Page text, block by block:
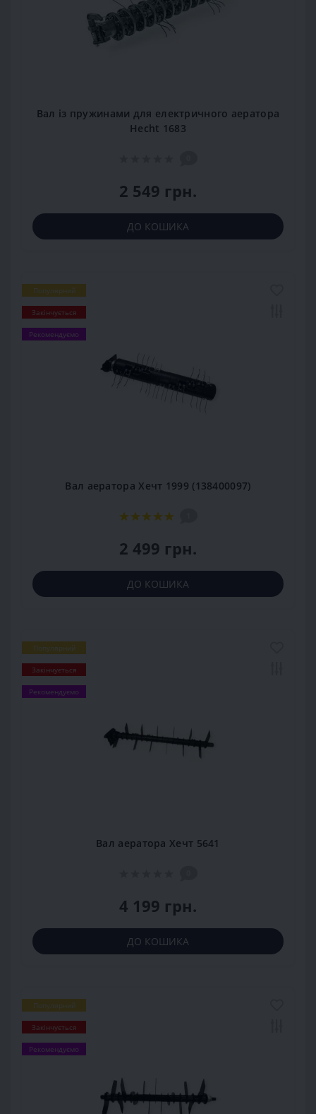
Вал із пружинами для електричного аератора
Hecht 1683
2 549 грн.
ДО КОШИКА
Популярний
Закінчується
Рекомендуємо
Вал аератора Хечт 1999 (138400097)
2 499 грн.
ДО КОШИКА
Популярний
Закінчується
Рекомендуємо
Вал аератора Хечт 5641
4 199 грн.
ДО КОШИКА
Популярний
Закінчується
Рекомендуємо